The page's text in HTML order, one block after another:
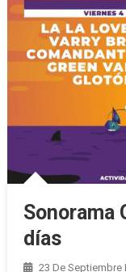
Sonorama
días
23 De Septiembre